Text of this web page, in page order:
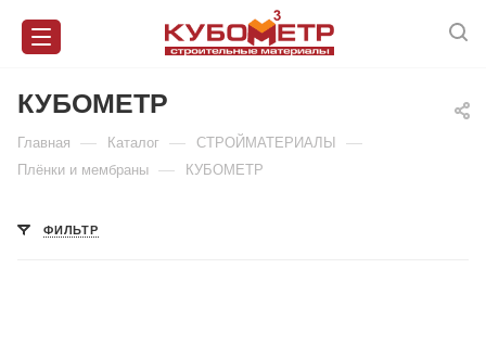
КУБОМЕТР
Главная — Каталог — СТРОЙМАТЕРИАЛЫ —
Плёнки и мембраны — КУБОМЕТР
ФИЛЬТР